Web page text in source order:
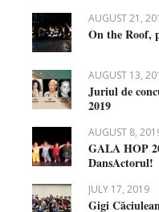
AUGUST 21,
On the Roof,
AUGUST 13,
Juriul de
2019
AUGUST 8,
GALA HOP
DansActorul!
JULY 17, 2019
Gigi